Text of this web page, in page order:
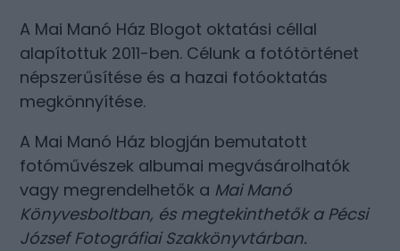
A Mai Manó Ház Blogot oktatási céllal
alapítottuk 2011-ben. Célunk a fotótörténet
népszerűsítése és a hazai fotóoktatás
megkönnyítése.
A Mai Manó Ház blogján bemutatott
fotóművészek albumai megvásárolhatók
vagy megrendelhetők a Mai Manó
Könyvesboltban, és megtekinthetők a Pécsi
József Fotográfiai Szakkönyvtárban.